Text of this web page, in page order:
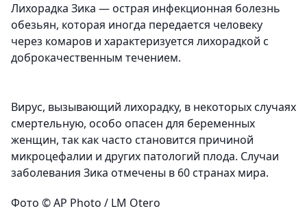
Лихорадка Зика — острая инфекционная болезнь
обезьян, которая иногда передается человеку
через комаров и характеризуется лихорадкой с
доброкачественным течением.
Вирус, вызывающий лихорадку, в некоторых случаях
смертельную, особо опасен для беременных
женщин, так как часто становится причиной
микроцефалии и других патологий плода. Случаи
заболевания Зика отмечены в 60 странах мира.
Фото © AP Photo / LM Otero